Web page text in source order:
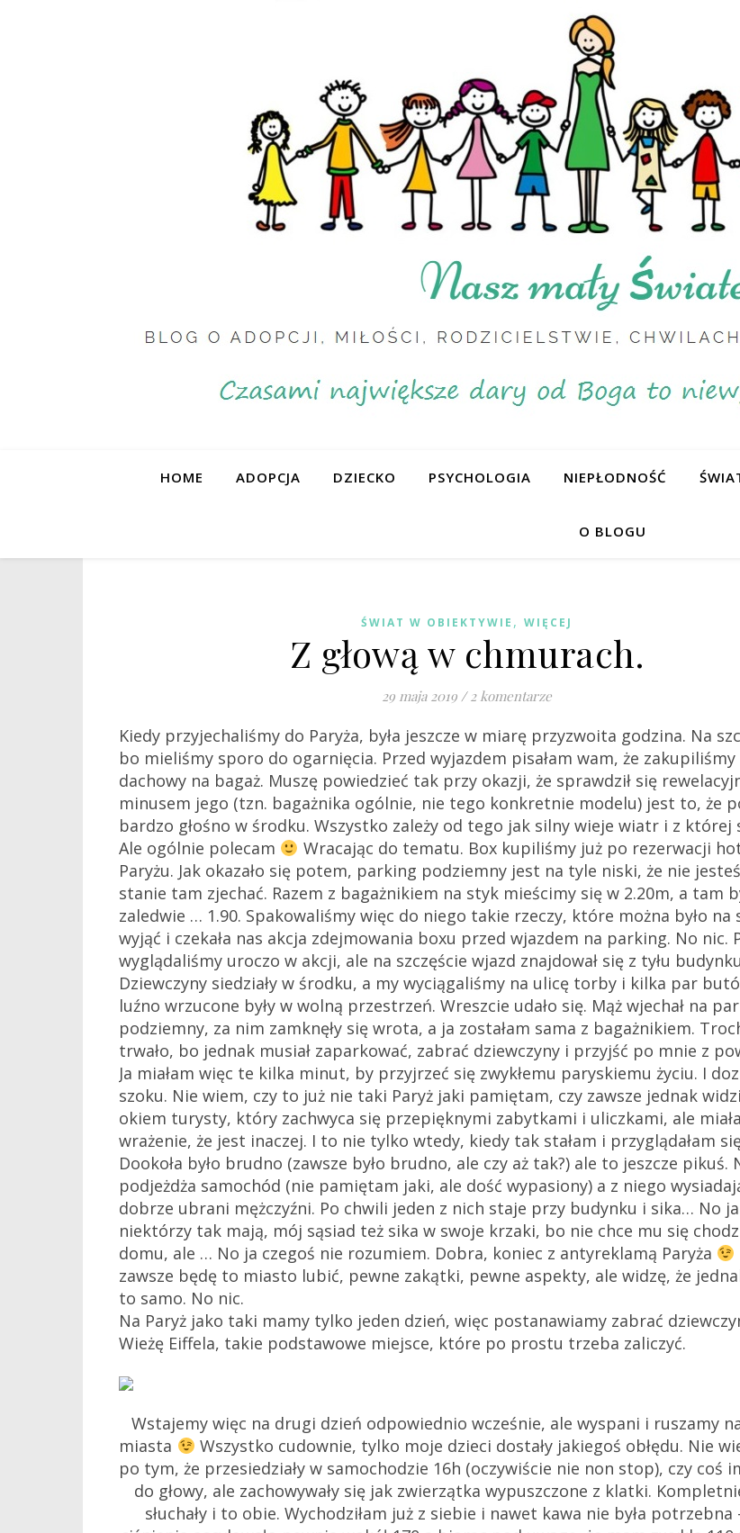
HOME ADOPCJA DZIECKO PSYCHOLOGIA NIEPŁODNOŚĆ
O BLOGU
ŚWIAT W OBIEKTYWIE , WIĘCEJ
Z głową w chmurach.
29 maja 2019 / 2 komentarze
Kiedy przyjechaliśmy do Paryża, była jeszcze w miarę przyzwoita godzina. Na
bo mieliśmy sporo do ogarnięcia. Przed wyjazdem pisałam wam, że
dachowy na bagaż. Muszę powiedzieć tak przy okazji, że sprawdził się
minusem jego (tzn. bagażnika ogólnie, nie tego konkretnie modelu) jest to, że
bardzo głośno w środku. Wszystko zależy od tego jak silny wieje wiatr i z której
Ale ogólnie polecam
Wracając do tematu. Box kupiliśmy już po rezerwacji
Paryżu. Jak okazało się potem, parking podziemny jest na tyle niski, że nie
stanie tam zjechać. Razem z bagażnikiem na styk mieścimy się w 2.20m, a tam
zaledwie … 1.90. Spakowaliśmy więc do niego takie rzeczy, które można było na
wyjąć i czekała nas akcja zdejmowania boxu przed wjazdem na parking. No nic.
wyglądaliśmy uroczo w akcji, ale na szczęście wjazd znajdował się z tyłu
Dziewczyny siedziały w środku, a my wyciągaliśmy na ulicę torby i kilka par
luźno wrzucone były w wolną przestrzeń. Wreszcie udało się. Mąż wjechał na
podziemny, za nim zamknęły się wrota, a ja zostałam sama z bagażnikiem.
trwało, bo jednak musiał zaparkować, zabrać dziewczyny i przyjść po mnie z
Ja miałam więc te kilka minut, by przyjrzeć się zwykłemu paryskiemu życiu. I
szoku. Nie wiem, czy to już nie taki Paryż jaki pamiętam, czy zawsze jednak
okiem turysty, który zachwyca się przepięknymi zabytkami i uliczkami, ale
wrażenie, że jest inaczej. I to nie tylko wtedy, kiedy tak stałam i przyglądałam
Dookoła było brudno (zawsze było brudno, ale czy aż tak?) ale to jeszcze pikuś.
podjeżdża samochód (nie pamiętam jaki, ale dość wypasiony) a z niego
dobrze ubrani mężczyźni. Po chwili jeden z nich staje przy budynku i sika… No
niektórzy tak mają, mój sąsiad też sika w swoje krzaki, bo nie chce mu się
domu, ale … No ja czegoś nie rozumiem. Dobra, koniec z antyreklamą Paryża
zawsze będę to miasto lubić, pewne zakątki, pewne aspekty, ale widzę, że
to samo. No nic.
Na Paryż jako taki mamy tylko jeden dzień, więc postanawiamy zabrać
Wieżę Eiffela, takie podstawowe miejsce, które po prostu trzeba zaliczyć.
Wstajemy więc na drugi dzień odpowiednio wcześnie, ale wyspani i ruszamy
miasta
Wszystko cudownie, tylko moje dzieci dostały jakiegoś obłędu. Nie
po tym, że przesiedziały w samochodzie 16h (oczywiście nie non stop), czy coś
do głowy, ale zachowywały się jak zwierzątka wypuszczone z klatki.
słuchały i to obie. Wychodziłam już z siebie i nawet kawa nie była potrzebna